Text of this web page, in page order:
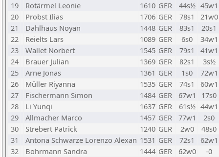
19
Rotärmel Leonie 1610 GER 44s½ 45w1
20
Probst Ilias 1706 GER 78s1
21w0
21
Dahlhaus Noyan 1448 GER 83s1
20s1
22
Reielts Lars 1089 GER 6s0
34w1
23
Wallet Norbert 1545 GER 79s1
41w1
24
Brauer Julian 1369 GER 82s1
3s½
25
Arne Jonas 1361 GER 1s0
72w1
26
Müller Riyanna 1535 GER 74s1
60w1
27
Fischermann Simon 1484 GER 67w1
17s0
28
Li Yunqi 1637 GER 61s½ 44w1
29
Allmacher Marco 1457 GER 77w1
2s0
30
Strebert Patrick 1240 GER 2w0
48s0
31
Antona Schwarze Lorenzo Alexan 1531 GER 72s1
62w1
32
Bohrmann Sandra 1444 GER 62w0
-0